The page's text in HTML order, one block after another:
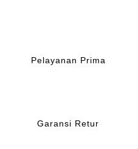
Pelayanan Prima
Garansi Retur